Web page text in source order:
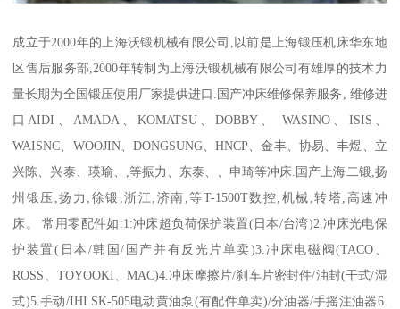
成立于2000年的上海沃锻机械有限公司,以前是上海锻压机床华东地
区售后服务部,2000年转制为上海沃锻机械有限公司有雄厚的技术力
量长期为全国锻压使用厂家提供进口.国产冲床维修保养服务, 维修进
口AIDI、AMADA、KOMATSU、DOBBY、 WASINO、ISIS、
WAISNC、WOOJIN、DONGSUNG、HNCP、金丰、协易、丰煜、立
兴陈、兴泰、瑛瑜、,等振力、东泰、、申琦等冲床.国产上海二锻,扬
州锻压,扬力,徐锻,浙江,济南,等T-1500T数控,机械,转塔,高速冲
床。 常用零配件如:1:冲床超负荷保护装置(日本/台湾)2.冲床光电保
护装置(日本/韩国/国产并有反光片单卖)3.冲床电磁阀(TACO、
ROSS、TOYOOKI、MAC)4.冲床摩擦片/刹车片密封件/油封(干式/湿
式)5.手动/IHI SK-505电动黄油泵(有配件单卖)/分油器/手摇注油器6.